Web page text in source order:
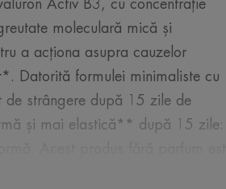
Activ B3, cu concentrație
moleculară mică și
a acționa asupra cauzelor
Datorită formulei minimaliste cu
de strângere după 15 zile de
și mai elastică** după 15 zile: